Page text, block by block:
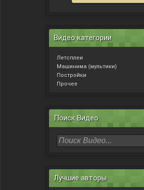
Видео категории
Летсплеи
Машинима (мультики)
Постройки
Прочее
Поиск Видео
Лучшие авторы